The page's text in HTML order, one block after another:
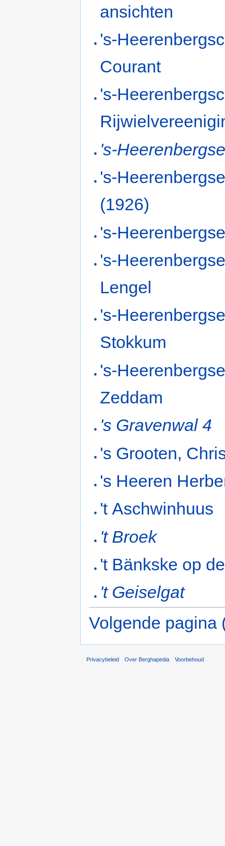
ansichten
's-
Courant
's-
's-
's-
(1926)
's-
's-
Lengel
's-
Stokkum
's-
Zeddam
's Gravenwal 4
's Grooten,
's Heeren
't Aschwinhuus
't Broek
't Bänkske op
't Geiselgat
Volgende pagina
Privacybeleid Over Berghapedia Voorbehoud